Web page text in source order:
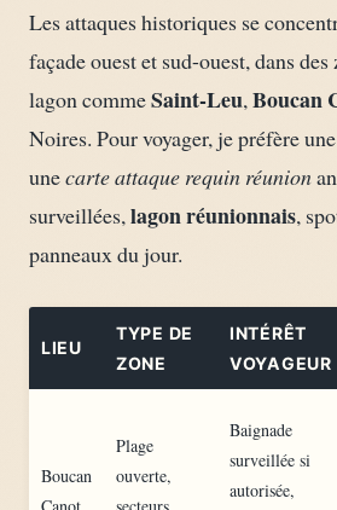
Les attaques historiques se
façade ouest et sud-ouest, dans des
lagon commeSaint-Leu,Boucan
Noires. Pour voyager, je préfère
unecarte attaque requin réunion
surveillées,lagon réunionnais,
panneaux du jour.
LIEU
TYPE DE
ZONE
INTÉRÊT
VOYAGEUR
Boucan
Plage
ouverte,
Baignade
surveillée si
autorisée,